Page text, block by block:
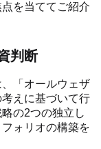
点を当ててご紹介
判断
「オールウェザ
えに基づいて行
の2つの独立し
ォリオの構築を